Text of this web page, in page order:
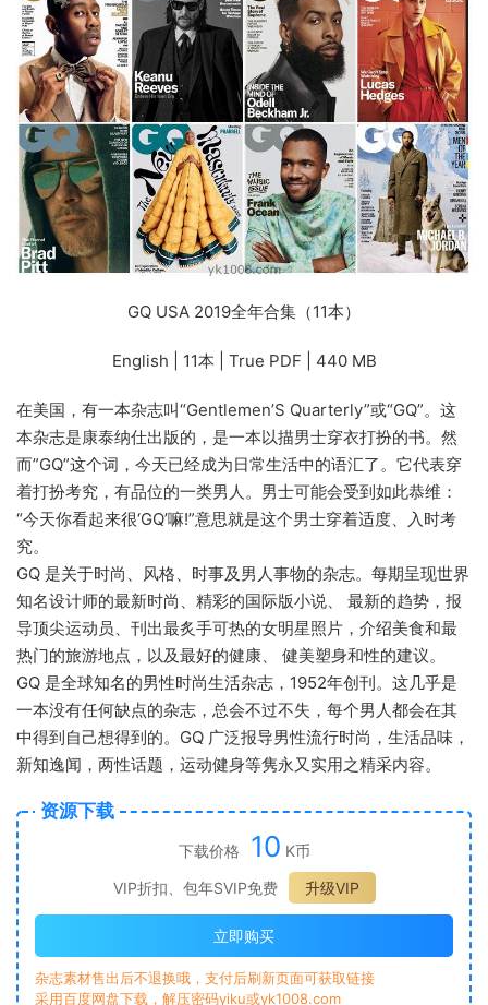
GQ USA 2019全年合集（11本）
English | 11本 | True PDF | 440 MB
在美国，有一本杂志叫“Gentlemen’S Quarterly”或“GQ”。这
本杂志是康泰纳仕出版的，是一本以描男士穿衣打扮的书。然
而”GQ”这个词，今天已经成为日常生活中的语汇了。它代表穿
着打扮考究，有品位的一类男人。男士可能会受到如此恭维：
“今天你看起来很‘GQ’嘛!”意思就是这个男士穿着适度、入时考
究。
GQ 是关于时尚、风格、时事及男人事物的杂志。每期呈现世界
知名设计师的最新时尚、精彩的国际版小说、 最新的趋势，报
导顶尖运动员、刊出最炙手可热的女明星照片，介绍美食和最
热门的旅游地点，以及最好的健康、 健美塑身和性的建议。
GQ 是全球知名的男性时尚生活杂志，1952年创刊。这几乎是
一本没有任何缺点的杂志，总会不过不失，每个男人都会在其
中得到自己想得到的。GQ 广泛报导男性流行时尚，生活品味，
新知逸闻，两性话题，运动健身等隽永又实用之精采内容。
资源下载
下载价格 10 K币
VIP折扣、包年SVIP免费
升级VIP
立即购买
杂志素材售出后不退换哦，支付后刷新页面可获取链接
采用百度网盘下载，解压密码yiku或yk1008.com